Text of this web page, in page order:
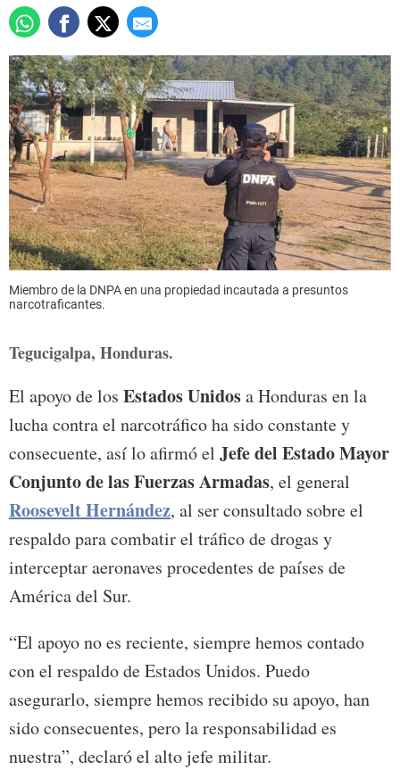
Miembro de la DNPA en una propiedad incautada a presuntos
narcotraficantes.
Tegucigalpa, Honduras.
El apoyo de los Estados Unidosa Honduras en la
lucha contra el narcotráfico ha sido constante y
consecuente, así lo afirmó el Jefe del Estado Mayor
Conjunto de las Fuerzas Armadas, el general
Roosevelt Hernández, al ser consultado sobre el
respaldo para combatir el tráfico de drogas y
interceptar aeronaves procedentes de países de
América del Sur.
“El apoyo no es reciente, siempre hemos contado
con el respaldo de Estados Unidos. Puedo
asegurarlo, siempre hemos recibido su apoyo, han
sido consecuentes, pero la responsabilidad es
nuestra”, declaró el alto jefe militar.